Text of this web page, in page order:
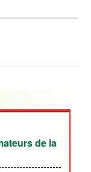
de la